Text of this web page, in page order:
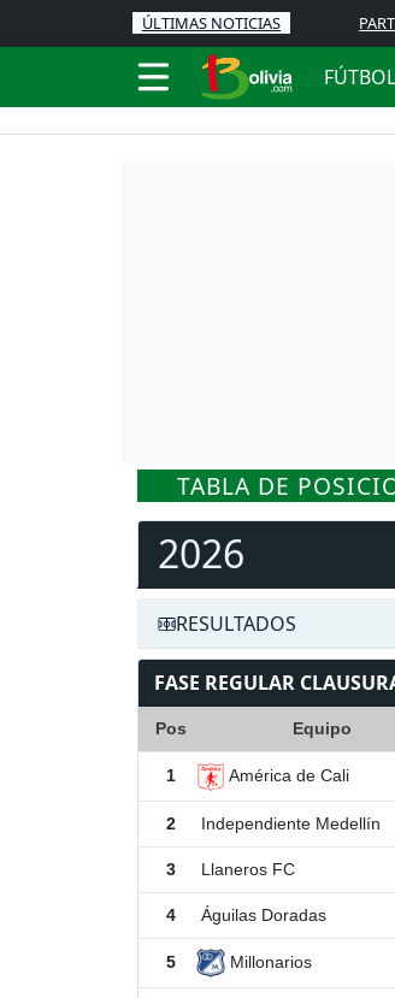
ÚLTIMAS NOTICIAS
FÚTBOL
TABLA DE
2026
RESULTADOS
FASE REGULAR
Pos Equipo
1 América de Cali
2 Independiente Medellín
3 Llaneros FC
4 Águilas Doradas
5 Millonarios